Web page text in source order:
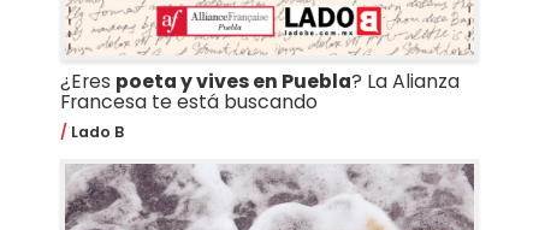
¿Eres poeta y vives en Puebla? La Alianza
Francesa te está buscando
Lado B